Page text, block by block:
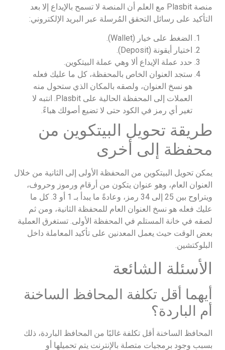
منصة Plasbit مع العلم أن المنصة لا تسمح بالإيداع إلا بعد
التأكيد على رسائل التحقق المُرسلة عبر البريد الإلكتروني:
الضغط على خيار (Wallet).
اختيار أيقونة (Deposit).
حدد عملة الإيداع ألا وهي عملة البيتكوين.
ستجد العنوان الخاص بالمحفظة، كل ما عليك فعله
هو نسخ العنوان، ولصقه بالمكان الذي ستحول منه
العملات إلى المحفظة الحالية على Plasbit. انتبه لا
تغير أي رمز في الكود حتى لا تضيع أصولك هباءً.
طريقة تحويل البيتكوين من
محفظة إلى أخرى
يمكن تحويل البيتكوين من المحفظة الأولى إلى الثانية من خلال
العنوان العام، وهو عنوان يتكون من أرقام ورموز وحروف،
ويتراوح بين 25 إلى 34 رمز، وعادةً ما يبدأ بـ 1 أو 3. كل ما
عليك فعله هو نسخ العنوان العام للمحفظة الثانية، ومن ثم
لصقه في خانة المستلم في المحفظة الأولى. تستغرق العملية
بعض الوقت حيث يعمل المعدنين على تأكيد المعاملة داخل
البلوكتشين.
الأسئلة الشائعة
أيهما أقل تكلفة المحافظ الساخنة
أم الباردة؟
المحافظ الساخنة أقل تكلفة غالبًا من المحافظ الباردة، ذلك
بسبب وجود برمجيات متصلة بالإنترنت يتم تحميلها أو